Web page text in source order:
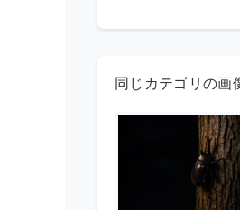
同じカテゴリの画